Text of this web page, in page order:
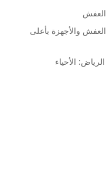
والأجهزة بأعلى
الأحياء